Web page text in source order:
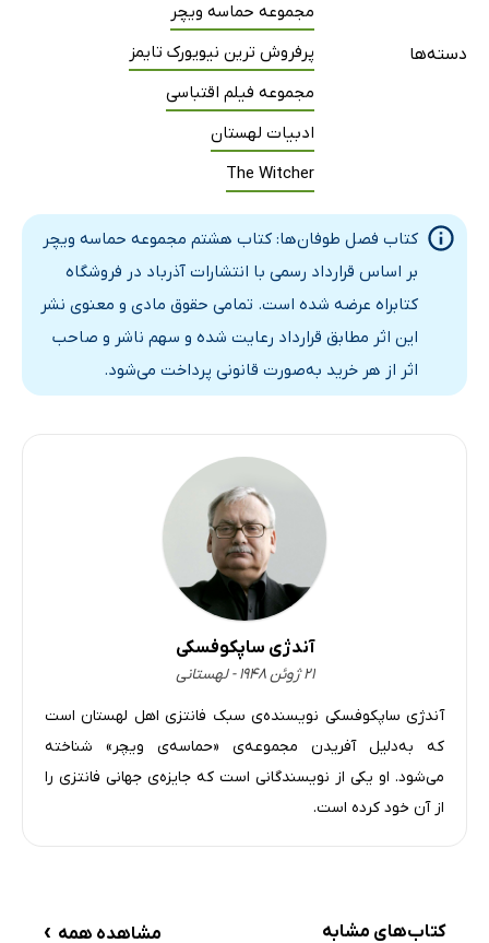
دسته‌ها
مجموعه حماسه ویچر
پرفروش ترین نیویورک تایمز
مجموعه فیلم اقتباسی
ادبیات لهستان
The Witcher
کتاب فصل طوفان‌ها: کتاب هشتم مجموعه حماسه ویچر
بر اساس قرارداد رسمی با انتشارات آذرباد در فروشگاه
کتابراه عرضه شده است. تمامی حقوق مادی و معنوی نشر
این اثر مطابق قرارداد رعایت شده و سهم ناشر و صاحب
اثر از هر خرید به‌صورت قانونی پرداخت می‌شود.
آندژی ساپکوفسکی
۲۱ ژوئن ۱۹۴۸ - لهستانی
آندژی ساپکوفسکی نویسنده‌ی سبک فانتزی اهل لهستان است
که به‌دلیل آفریدن مجموعه‌ی «حماسه‌ی ویچر» شناخته
می‌شود. او یکی از نویسندگانی است که جایزه‌ی جهانی فانتزی را
از آن خود کرده است.
کتاب‌های مشابه مشاهده همه ›